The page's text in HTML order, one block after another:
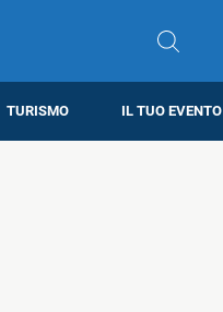
TURISMO IL TUO EVENTO